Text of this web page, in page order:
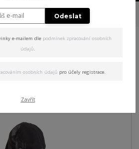
Yakuza pánská mikina s kapucí System Allover
mikina s
Allover
Odeslat
e-mailem dle podmínek zpracování osobních
údajů.
osobních údajů pro účely registrace.
Zavřít